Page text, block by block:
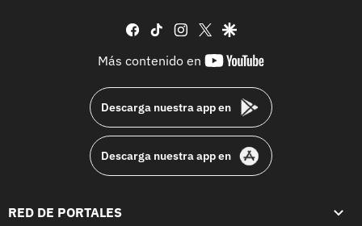
facebook
tiktok instagram
twittergoogle
Más contenido en
youtube-
Descarga nuestra app en
Descarga nuestra app en
RED DE PORTALES